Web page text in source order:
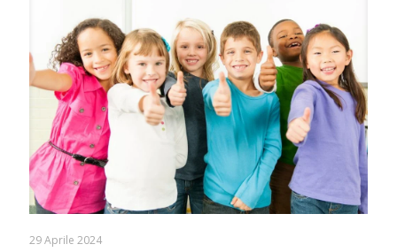
29 Aprile 2024